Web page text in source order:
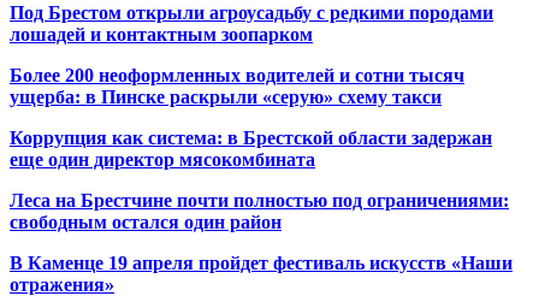
Под Брестом открыли агроусадьбу с редкими породами
лошадей и контактным зоопарком
Более 200 неоформленных водителей и сотни тысяч
ущерба: в Пинске раскрыли «серую» схему такси
Коррупция как система: в Брестской области задержан
еще один директор мясокомбината
Леса на Брестчине почти полностью под ограничениями:
свободным остался один район
В Каменце 19 апреля пройдет фестиваль искусств «Наши
отражения»